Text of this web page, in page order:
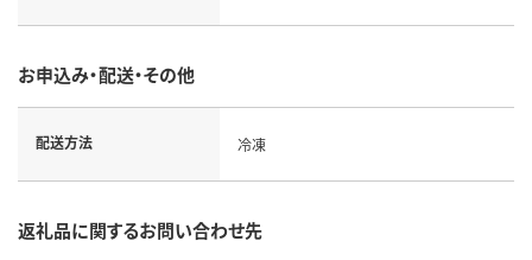
お申込み・配送・その他
配送方法 冷凍
返礼品に関するお問い合わせ先